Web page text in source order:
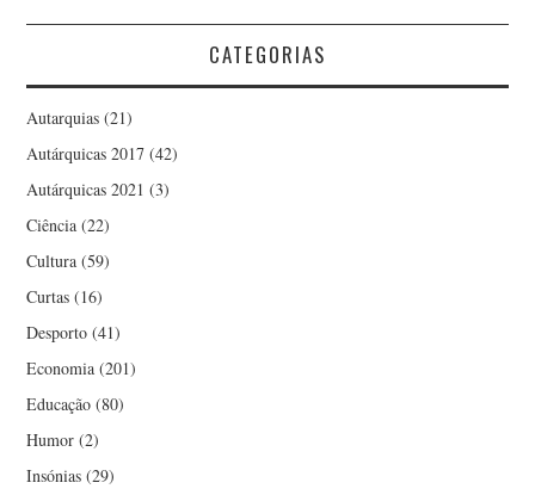
CATEGORIAS
Autarquias (21)
Autárquicas 2017 (42)
Autárquicas 2021 (3)
Ciência (22)
Cultura (59)
Curtas (16)
Desporto (41)
Economia (201)
Educação (80)
Humor (2)
Insónias (29)